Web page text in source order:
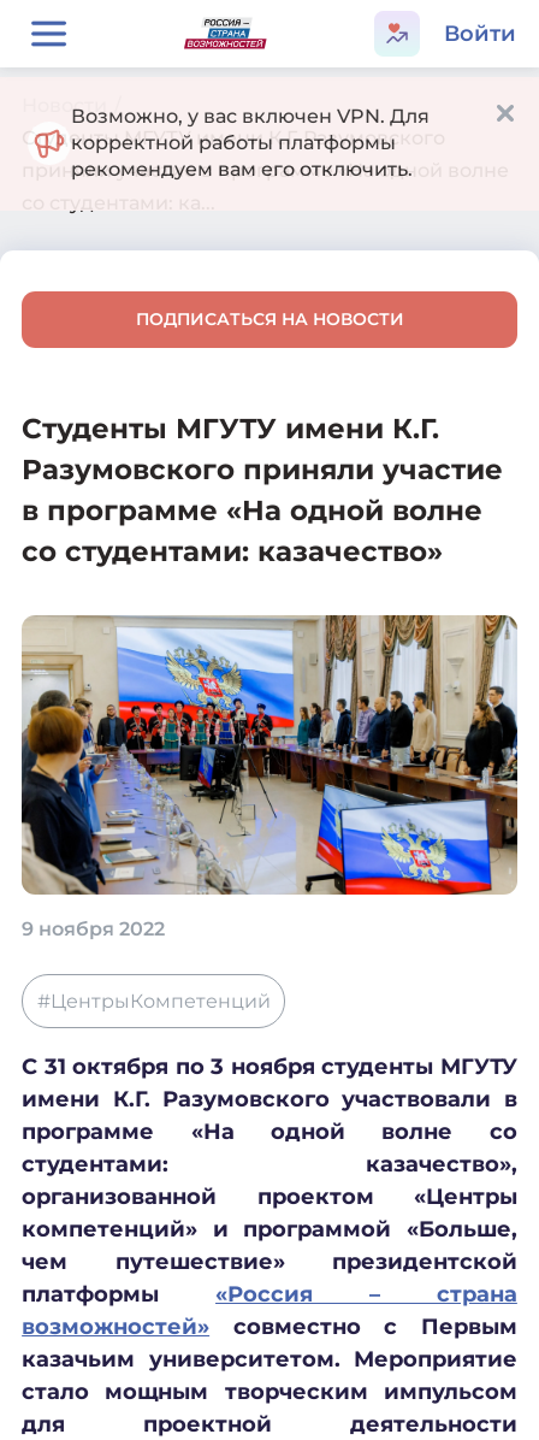
Войти
Новости
Студенты МГУТУ имени К.Г. Разумовского
приняли участие в программе «На одной волне
ПОДПИСАТЬСЯ НА НОВОСТИ
Студенты МГУТУ имени К.Г.
Разумовского приняли участие
в программе «На одной волне
со студентами: казачество»
9 ноября 2022
#ЦентрыКомпетенций
С 31 октября по 3 ноября студенты МГУТУ
имени К.Г. Разумовского участвовали в
программе «На одной волне со
студентами: казачество»,
организованной проектом «Центры
компетенций» и программой «Больше,
чем путешествие» президентской
платформы«Россия – страна
возможностей» совместно с Первым
казачьим университетом. Мероприятие
стало мощным творческим импульсом
для проектной деятельности
Возможно, у вас включен VPN. Для
корректной работы платформы
рекомендуем вам его отключить.